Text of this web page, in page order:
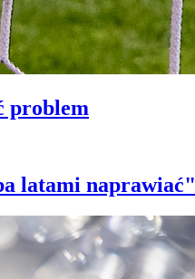
problem
latami naprawiać"